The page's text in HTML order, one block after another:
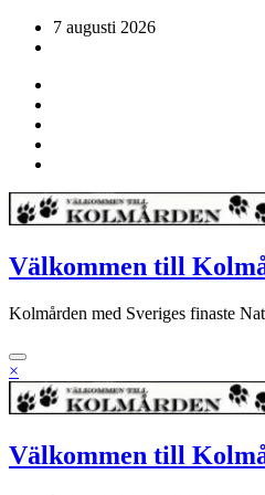
Hoppa7 augusti 2026
Välkommen till
Kolmården med Sveriges finaste
×
Välkommen till